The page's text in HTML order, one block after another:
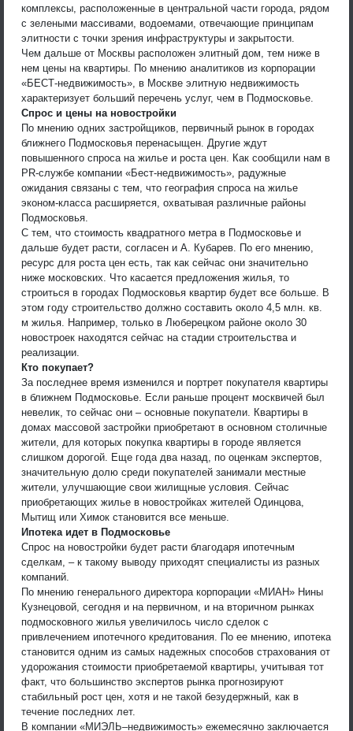
комплексы, расположенные в центральной части города, рядом
с зелеными массивами, водоемами, отвечающие принципам
элитности с точки зрения инфраструктуры и закрытости.
Чем дальше от Москвы расположен элитный дом, тем ниже в
нем цены на квартиры. По мнению аналитиков из корпорации
«БЕСТ-недвижимость», в Москве элитную недвижимость
характеризует больший перечень услуг, чем в Подмосковье.
Спрос и цены на новостройки
По мнению одних застройщиков, первичный рынок в городах
ближнего Подмосковья перенасыщен. Другие ждут
повышенного спроса на жилье и роста цен. Как сообщили нам в
PR-службе компании «Бест-недвижимость», радужные
ожидания связаны с тем, что география спроса на жилье
эконом-класса расширяется, охватывая различные районы
Подмосковья.
С тем, что стоимость квадратного метра в Подмосковье и
дальше будет расти, согласен и А. Кубарев. По его мнению,
ресурс для роста цен есть, так как сейчас они значительно
ниже московских. Что касается предложения жилья, то
строиться в городах Подмосковья квартир будет все больше. В
этом году строительство должно составить около 4,5 млн. кв.
м жилья. Например, только в Люберецком районе около 30
новостроек находятся сейчас на стадии строительства и
реализации.
Кто покупает?
За последнее время изменился и портрет покупателя квартиры
в ближнем Подмосковье. Если раньше процент москвичей был
невелик, то сейчас они – основные покупатели. Квартиры в
домах массовой застройки приобретают в основном столичные
жители, для которых покупка квартиры в городе является
слишком дорогой. Еще года два назад, по оценкам экспертов,
значительную долю среди покупателей занимали местные
жители, улучшающие свои жилищные условия. Сейчас
приобретающих жилье в новостройках жителей Одинцова,
Мытищ или Химок становится все меньше.
Ипотека идет в Подмосковье
Спрос на новостройки будет расти благодаря ипотечным
сделкам, – к такому выводу приходят специалисты из разных
компаний.
По мнению генерального директора корпорации «МИАН» Нины
Кузнецовой, сегодня и на первичном, и на вторичном рынках
подмосковного жилья увеличилось число сделок с
привлечением ипотечного кредитования. По ее мнению, ипотека
становится одним из самых надежных способов страхования от
удорожания стоимости приобретаемой квартиры, учитывая тот
факт, что большинство экспертов рынка прогнозируют
стабильный рост цен, хотя и не такой безудержный, как в
течение последних лет.
В компании «МИЭЛЬ–недвижимость» ежемесячно заключается